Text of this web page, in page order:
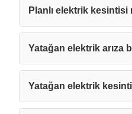
Planlı elektrik kesintisi
Yatağan elektrik arıza
Yatağan elektrik